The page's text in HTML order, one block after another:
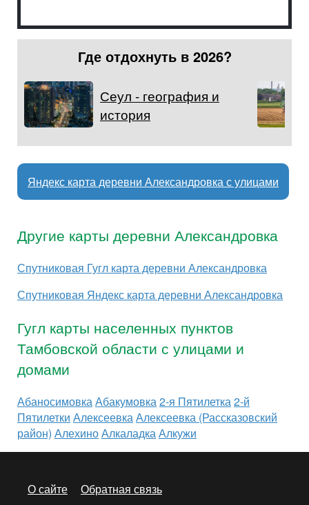
Где отдохнуть в 2026?
Сеул - география и
история
Яндекс карта деревни Александровка с улицами
Другие карты деревни Александровка
Спутниковая Гугл карта деревни Александровка
Спутниковая Яндекс карта деревни Александровка
Гугл карты населенных пунктов
Тамбовской области с улицами и
домами
Абаносимовка Абакумовка 2-я Пятилетка 2-й
Пятилетки Алексеевка Алексеевка (Рассказовский
район) АлехиноАлкаладка Алкужи
О сайте Обратная связь